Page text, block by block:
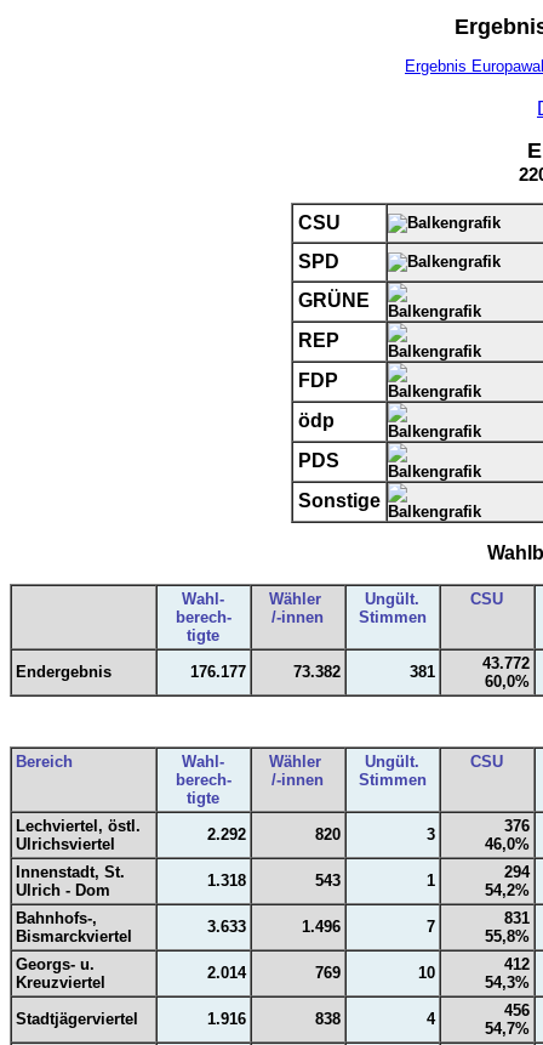
Ergebnis
CSU
SPD
GRÜNE
REP
FDP
ödp
PDS
Sonstige
Wahl-
berech-
tigte
Wähler
/-innen
Ungült.
Stimmen
CSU
Endergebnis 176.177 73.382 381
43.772
60,0%
Bereich
Wahl-
berech-
tigte
Wähler
/-innen
Ungült.
Stimmen
CSU
Lechviertel, östl.
Ulrichsviertel
2.292 820 3
376
46,0%
Innenstadt, St.
Ulrich - Dom
1.318 543 1
294
54,2%
Bahnhofs-,
Bismarckviertel
3.633 1.496 7
831
55,8%
Georgs- u.
Kreuzviertel
2.014 769 10
412
54,3%
Stadtjägerviertel
1.916 838 4
456
54,7%